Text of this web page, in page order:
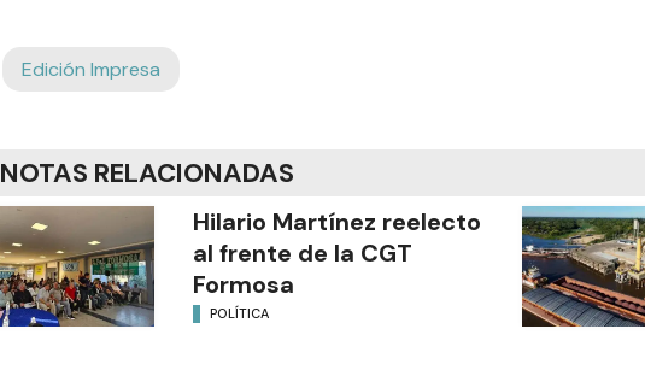
Edición Impresa
NOTAS RELACIONADAS
Hilario Martínez reelecto
al frente de la CGT
Formosa
POLÍTICA